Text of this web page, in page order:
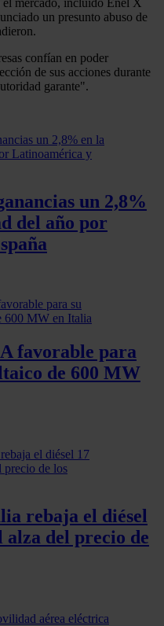
cómo se procesan sus
preferencias en la
o retirar su
en la Declaración
usan para personalizar
funciones de redes
compartimos
publicidad y análisis
con otra información
hayan recopilado a
el mercado, incluido Enel X
un presunto abuso de
confían en poder
de sus acciones durante
garante".
un 2,8%
del año por
favorable para
de 600 MW
rebaja el diésel
alza del precio de